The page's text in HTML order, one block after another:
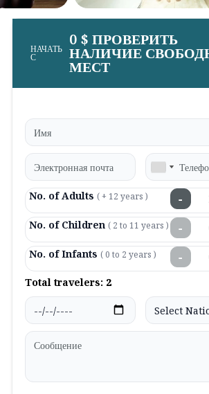
НАЧАТЬ
С
0 $ ПРОВЕРИТЬ
НАЛИЧИЕ
МЕСТ
No. of Adults ( + 12 years ) −
No. of Children ( 2 to 11 years ) −
No. of Infants ( 0 to 2 years ) −
Total travelers: 2